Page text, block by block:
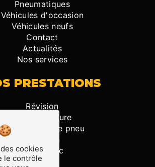
Pneumatiques
Véhicules d'occasion
Véhicules neufs
Contact
Actualités
Nos services
PRESTATIONS
Révision
Garage voiture
Changement de pneu
Entretien
Diagnostic
Vitrage
cookies
le contrôle